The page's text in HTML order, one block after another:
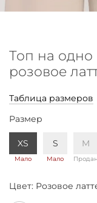
Топ на одно
розовое
Таблица размеров
Размер
XS
Мало
S
Мало
M
Продан
Цвет: Розовое